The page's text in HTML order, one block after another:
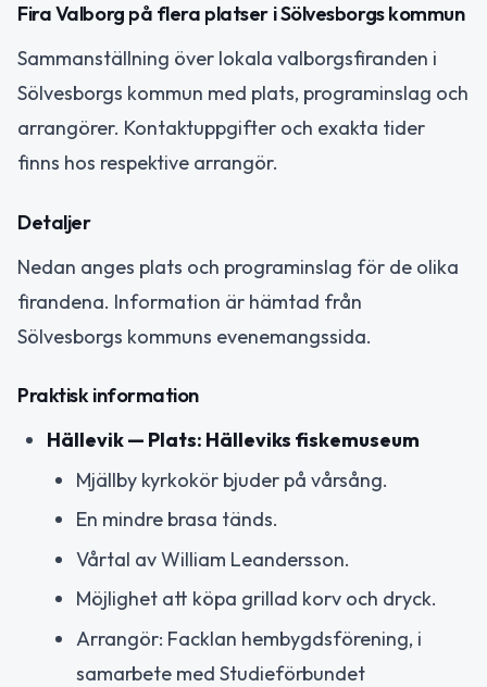
Fira Valborg på flera platser i Sölvesborgs kommun
Sammanställning över lokala valborgsfiranden i
Sölvesborgs kommun med plats, programinslag och
arrangörer. Kontaktuppgifter och exakta tider
finns hos respektive arrangör.
Detaljer
Nedan anges plats och programinslag för de olika
firandena. Information är hämtad från
Sölvesborgs kommuns evenemangssida.
Praktisk information
Hällevik — Plats: Hälleviks fiskemuseum
Mjällby kyrkokör bjuder på vårsång.
En mindre brasa tänds.
Vårtal av William Leandersson.
Möjlighet att köpa grillad korv och dryck.
Arrangör: Facklan hembygdsförening, i
samarbete med Studieförbundet